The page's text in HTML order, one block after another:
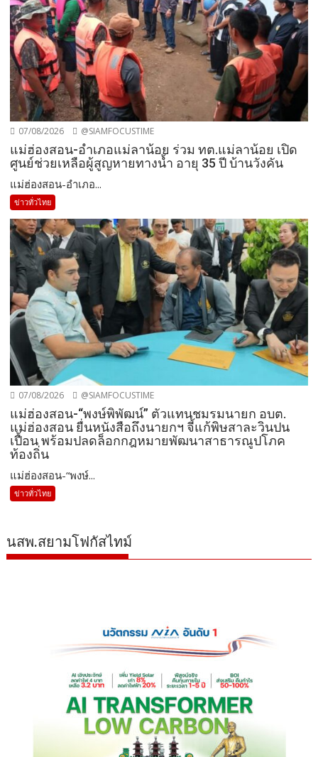
07/08/2026 @SIAMFOCUSTIME
แม่ฮ่องสอน-อำเภอแม่ลาน้อย ร่วม ทต.แม่ลาน้อย เปิด
ศูนย์ช่วยเหลือผู้สูญหายทางน้ำ อายุ 35 ปี บ้านวังคัน
แม่ฮ่องสอน-อำเภอ...
ข่าวทั่วไทย
07/08/2026 @SIAMFOCUSTIME
แม่ฮ่องสอน-“พงษ์พิพัฒน์” ตัวแทนชมรมนายก อบต.
แม่ฮ่องสอน ยื่นหนังสือถึงนายกฯ จี้แก้พิษสาละวินปน
เปื้อน พร้อมปลดล็อกกฎหมายพัฒนาสาธารณูปโภค
ท้องถิ่น
แม่ฮ่องสอน-“พงษ์...
ข่าวทั่วไทย
นสพ.สยามโฟกัสไทม์